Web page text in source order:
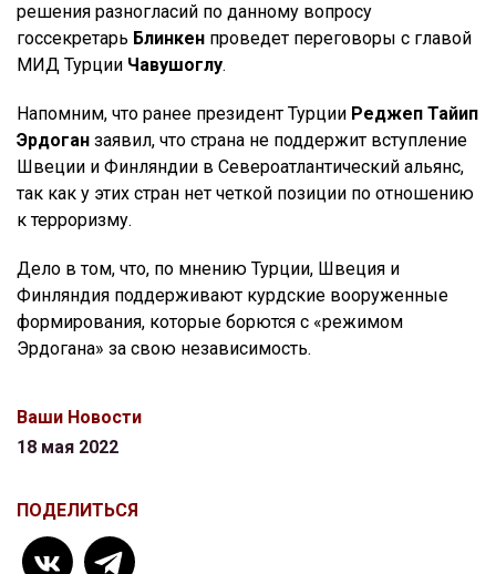
решения разногласий по данному вопросу
госсекретарь Блинкен проведет переговоры с главой
МИД Турции Чавушоглу.
Напомним, что ранее президент Турции Реджеп Тайип
Эрдоган заявил, что страна не поддержит вступление
Швеции и Финляндии в Североатлантический альянс,
так как у этих стран нет четкой позиции по отношению
к терроризму.
Дело в том, что, по мнению Турции, Швеция и
Финляндия поддерживают курдские вооруженные
формирования, которые борются с «режимом
Эрдогана» за свою независимость.
Ваши Новости
18 мая 2022
ПОДЕЛИТЬСЯ